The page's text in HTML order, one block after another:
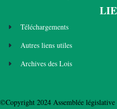
Téléchargements
Autres liens utiles
Archives des Lois
©Copyright 2024 Assemblée